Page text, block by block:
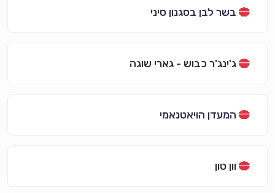
בשר לבן בסגנון סיני
ג'ינג'ר כבוש - גארי שוגה
המעדן הויאטנאמי
וון טון